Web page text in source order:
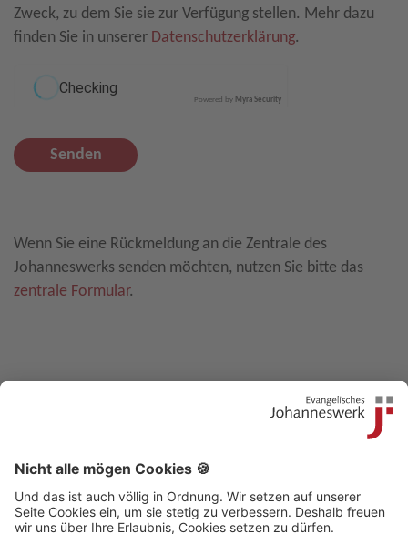
Zweck, zu dem Sie sie zur Verfügung stellen. Mehr dazu
finden Sie in unserer Datenschutzerklärung.
Powered by Myra Security
Senden
Wenn Sie eine Rückmeldung an die Zentrale des
Johanneswerks senden möchten, nutzen Sie bitte das
zentrale Formular.